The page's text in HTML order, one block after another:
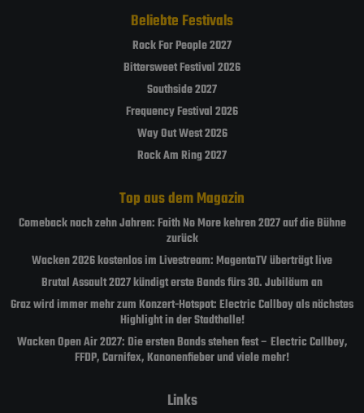
Beliebte Festivals
Rock For People 2027
Bittersweet Festival 2026
Southside 2027
Frequency Festival 2026
Way Out West 2026
Rock Am Ring 2027
Top aus dem Magazin
Comeback nach zehn Jahren: Faith No More kehren 2027 auf die Bühne
zurück
Wacken 2026 kostenlos im Livestream: MagentaTV überträgt live
Brutal Assault 2027 kündigt erste Bands fürs 30. Jubiläum an
Graz wird immer mehr zum Konzert-Hotspot: Electric Callboy als nächstes
Highlight in der Stadthalle!
Wacken Open Air 2027: Die ersten Bands stehen fest – Electric Callboy,
FFDP, Carnifex, Kanonenfieber und viele mehr!
Links